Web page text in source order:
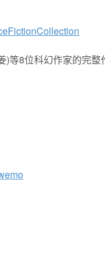
)等8位科幻作家的完整